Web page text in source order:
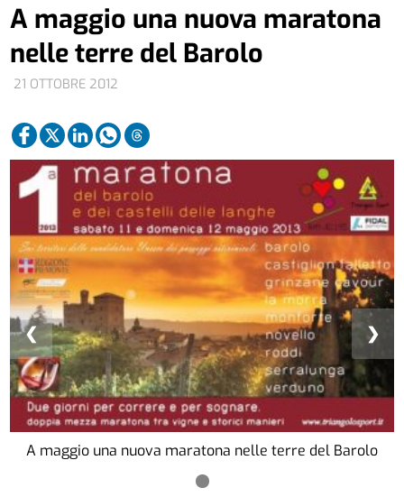
21 OTTOBRE 2012
A maggio una nuova maratona
nelle terre del Barolo
A maggio una nuova maratona nelle terre del Barolo
❮ ❯